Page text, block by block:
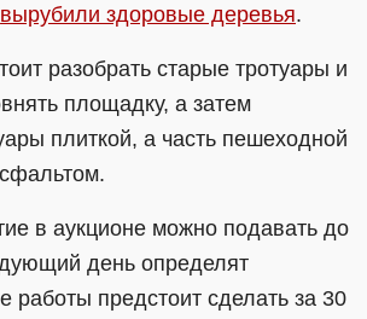
вырубили здоровые деревья.
разобрать старые тротуары и
площадку, а затем
плиткой, а часть пешеходной
в аукционе можно подавать до
день определят
работы предстоит сделать за 30